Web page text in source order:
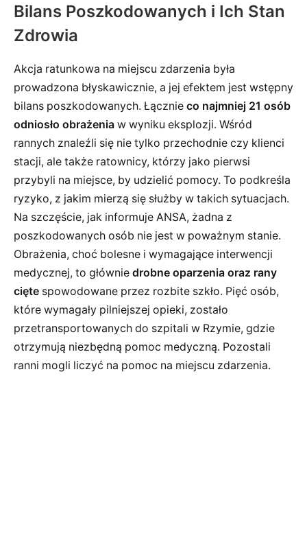
Bilans Poszkodowanych i Ich Stan
Zdrowia
Akcja ratunkowa na miejscu zdarzenia była
prowadzona błyskawicznie, a jej efektem jest wstępny
bilans poszkodowanych. Łącznie co najmniej 21 osób
odniosło obrażenia w wyniku eksplozji. Wśród
rannych znaleźli się nie tylko przechodnie czy klienci
stacji, ale także ratownicy, którzy jako pierwsi
przybyli na miejsce, by udzielić pomocy. To podkreśla
ryzyko, z jakim mierzą się służby w takich sytuacjach.
Na szczęście, jak informuje ANSA, żadna z
poszkodowanych osób nie jest w poważnym stanie.
Obrażenia, choć bolesne i wymagające interwencji
medycznej, to głównie drobne oparzenia oraz rany
cięte spowodowane przez rozbite szkło. Pięć osób,
które wymagały pilniejszej opieki, zostało
przetransportowanych do szpitali w Rzymie, gdzie
otrzymują niezbędną pomoc medyczną. Pozostali
ranni mogli liczyć na pomoc na miejscu zdarzenia.